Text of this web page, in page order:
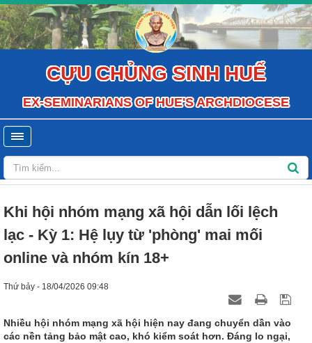
CỰU CHỦNG SINH HUẾ
EX-SEMINARIANS OF HUE'S ARCHDIOCESE
Khi hội nhóm mạng xã hội dẫn lối lệch
lạc - Kỳ 1: Hệ lụy từ 'phòng' mai mối
online và nhóm kín 18+
Thứ bảy - 18/04/2026 09:48
Nhiều hội nhóm mạng xã hội hiện nay đang chuyển dần vào
các nền tảng bảo mật cao, khó kiểm soát hơn. Đáng lo ngại,